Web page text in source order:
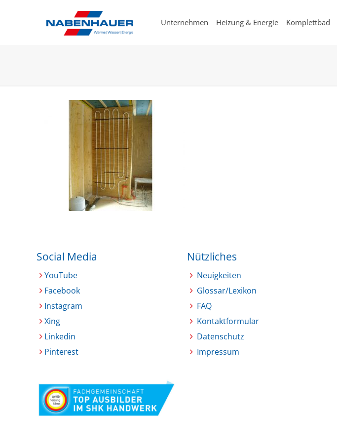
Unternehmen Heizung & Energie Komplettbad
Social Media
YouTube
Facebook
Instagram
Xing
Linkedin
Pinterest
Nützliches
Neuigkeiten
Glossar/Lexikon
FAQ
Kontaktformular
Datenschutz
Impressum